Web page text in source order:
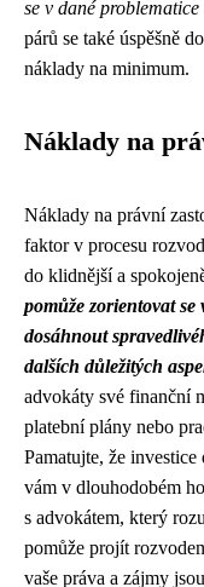
se v dané
párů se také úspěšně
náklady na minimum.
Náklady na
Náklady na právní
faktor v procesu
do klidnější a
pomůže zorientovat
dosáhnout
dalších důležitých
advokáty své finanční
platební plány nebo
Pamatujte, že
vám v dlouhodobém
s advokátem, který
pomůže projít
vaše práva a zájmy